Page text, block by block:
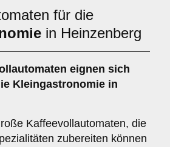
für die
in Heinzenberg
eignen sich
Kleingastronomie in
Kaffeevollautomaten, die
zubereiten können